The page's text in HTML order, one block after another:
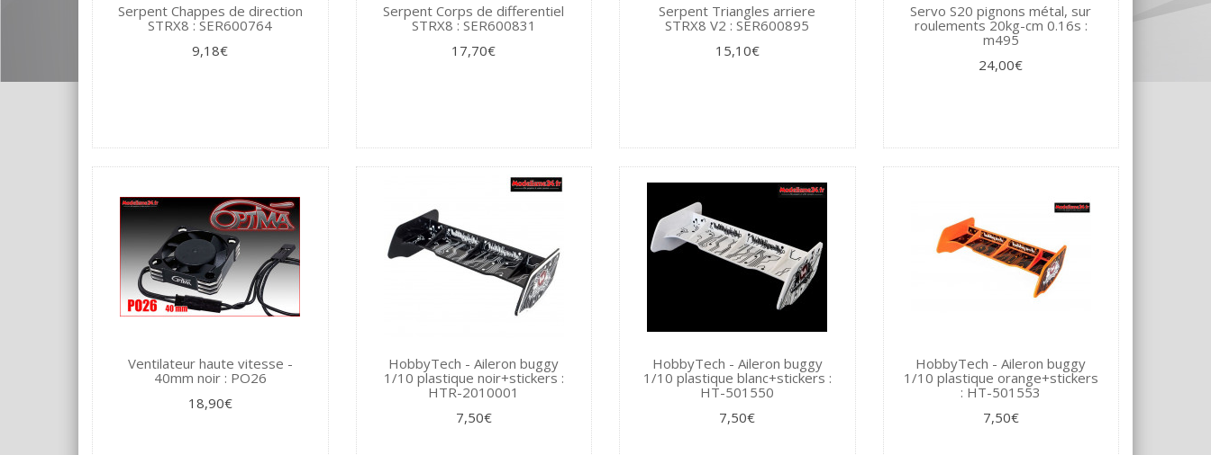
Serpent Chappes de direction
STRX8 : SER600764
9,18€
Serpent Corps de differentiel
STRX8 : SER600831
17,70€
Serpent Triangles arriere
STRX8 V2 : SER600895
15,10€
Servo S20 pignons métal, sur
roulements 20kg-cm 0.16s :
m495
24,00€
Ventilateur haute vitesse -
40mm noir : PO26
18,90€
HobbyTech - Aileron buggy
1/10 plastique noir+stickers :
HTR-2010001
7,50€
HobbyTech - Aileron buggy
1/10 plastique blanc+stickers :
HT-501550
7,50€
HobbyTech - Aileron buggy
1/10 plastique orange+stickers
: HT-501553
7,50€